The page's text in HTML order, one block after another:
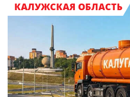
КАЛУЖСКАЯ ОБЛАСТЬ